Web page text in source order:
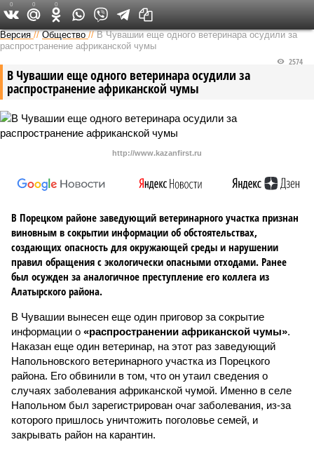
Версия в Чувашии
Версия //Общество //В Чувашии еще одного ветеринара осудили за
распространение африканской чумы
В Чувашии еще одного ветеринара осудили за
распространение африканской чумы
2574
http://www.kazanfirst.ru
В Порецком районе заведующий ветеринарного участка признан
виновным в сокрытии информации об обстоятельствах,
создающих опасность для окружающей среды и нарушении
правил обращения с экологически опасными отходами. Ранее
был осужден за аналогичное преступление его коллега из
Алатырского района.
В Чувашии вынесен еще один приговор за сокрытие
информации о «распространении африканской чумы».
Наказан еще один ветеринар, на этот раз заведующий
Напольновского ветеринарного участка из Порецкого
района. Его обвинили в том, что он утаил сведения о
случаях заболевания африканской чумой. Именно в селе
Напольном был зарегистрирован очаг заболевания, из-за
которого пришлось уничтожить поголовье семей, и
закрывать район на карантин.
0 0 0